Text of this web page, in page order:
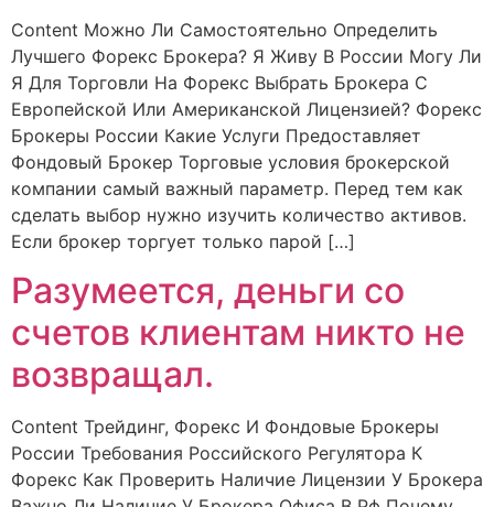
Content Можно Ли Самостоятельно Определить
Лучшего Форекс Брокера? Я Живу В России Могу Ли
Я Для Торговли На Форекс Выбрать Брокера С
Европейской Или Американской Лицензией? Форекс
Брокеры России Какие Услуги Предоставляет
Фондовый Брокер Торговые условия брокерской
компании самый важный параметр. Перед тем как
сделать выбор нужно изучить количество активов.
Если брокер торгует только парой […]
Разумеется, деньги со
счетов клиентам никто не
возвращал.
Content Трейдинг, Форекс И Фондовые Брокеры
России Требования Российского Регулятора К
Форекс Как Проверить Наличие Лицензии У Брокера